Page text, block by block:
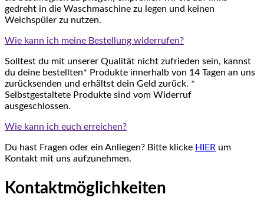
gedreht in die Waschmaschine zu legen und keinen
Weichspüler zu nutzen.
Wie kann ich meine Bestellung widerrufen?
Solltest du mit unserer Qualität nicht zufrieden sein, kannst
du deine bestellten* Produkte innerhalb von 14 Tagen an uns
zurücksenden und erhältst dein Geld zurück. *
Selbstgestaltete Produkte sind vom Widerruf
ausgeschlossen.
Wie kann ich euch erreichen?
Du hast Fragen oder ein Anliegen? Bitte klicke HIER um
Kontakt mit uns aufzunehmen.
Kontaktmöglichkeiten